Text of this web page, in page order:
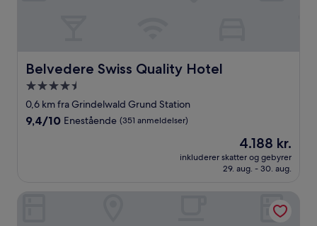
Belvedere Swiss Quality Hotel
Belvedere Swiss Quality Hotel
4.5-
stjernet
overnatningssted
0,6 km fra Grindelwald Grund Station
9.4
anmeldelser)
9,4/10 Enestående (351 anmeldelser)
Prisen
er
4.188 kr.
4.188 kr.
inkluderer skatter og gebyrer
29. aug. - 30. aug.